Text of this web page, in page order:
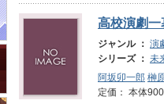
高校演劇
ジャンル ： 演
シリーズ ： 未
阿坂卯一郎 榊
定価： 本体